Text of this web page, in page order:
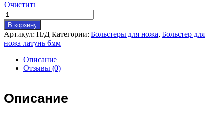
Очистить
Количество
товара
Больстер
18х40мм
В корзину
Артикул: Н/Д Категории: Больстеры для ножа, Больстер для
ножа латунь 6мм
Описание
Отзывы (0)
Описание